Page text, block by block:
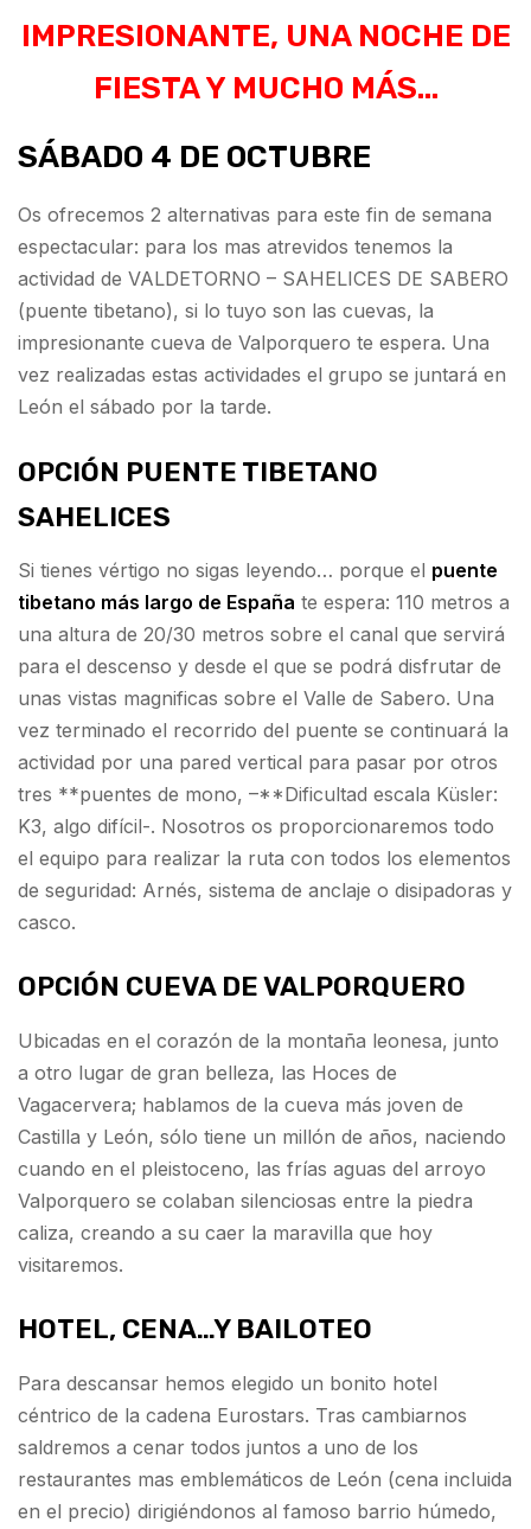
IMPRESIONANTE, UNA NOCHE DE
FIESTA Y MUCHO MÁS…
SÁBADO 4 DE OCTUBRE
Os ofrecemos 2 alternativas para este fin de semana
espectacular: para los mas atrevidos tenemos la
actividad de VALDETORNO – SAHELICES DE SABERO
(puente tibetano), si lo tuyo son las cuevas, la
impresionante cueva de Valporquero te espera. Una
vez realizadas estas actividades el grupo se juntará en
León el sábado por la tarde.
OPCIÓN PUENTE TIBETANO
SAHELICES
Si tienes vértigo no sigas leyendo… porque el puente
tibetano más largo de España te espera: 110 metros a
una altura de 20/30 metros sobre el canal que servirá
para el descenso y desde el que se podrá disfrutar de
unas vistas magnificas sobre el Valle de Sabero. Una
vez terminado el recorrido del puente se continuará la
actividad por una pared vertical para pasar por otros
tres **puentes de mono, –**Dificultad escala Küsler:
K3, algo difícil-. Nosotros os proporcionaremos todo
el equipo para realizar la ruta con todos los elementos
de seguridad: Arnés, sistema de anclaje o disipadoras y
casco.
OPCIÓN CUEVA DE VALPORQUERO
Ubicadas en el corazón de la montaña leonesa, junto
a otro lugar de gran belleza, las Hoces de
Vagacervera; hablamos de la cueva más joven de
Castilla y León, sólo tiene un millón de años, naciendo
cuando en el pleistoceno, las frías aguas del arroyo
Valporquero se colaban silenciosas entre la piedra
caliza, creando a su caer la maravilla que hoy
visitaremos.
HOTEL, CENA…Y BAILOTEO
Para descansar hemos elegido un bonito hotel
céntrico de la cadena Eurostars. Tras cambiarnos
saldremos a cenar todos juntos a uno de los
restaurantes mas emblemáticos de León (cena incluida
en el precio) dirigiéndonos al famoso barrio húmedo,